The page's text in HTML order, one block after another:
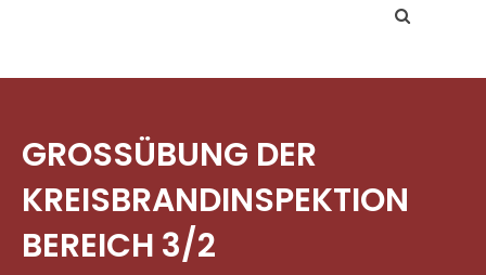
GROSSÜBUNG DER K
REISBRANDINSPEKTION B
EREICH 3/2